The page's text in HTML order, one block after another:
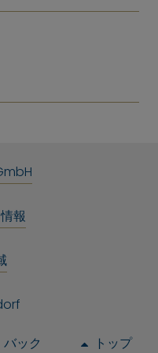
報
バック トップ